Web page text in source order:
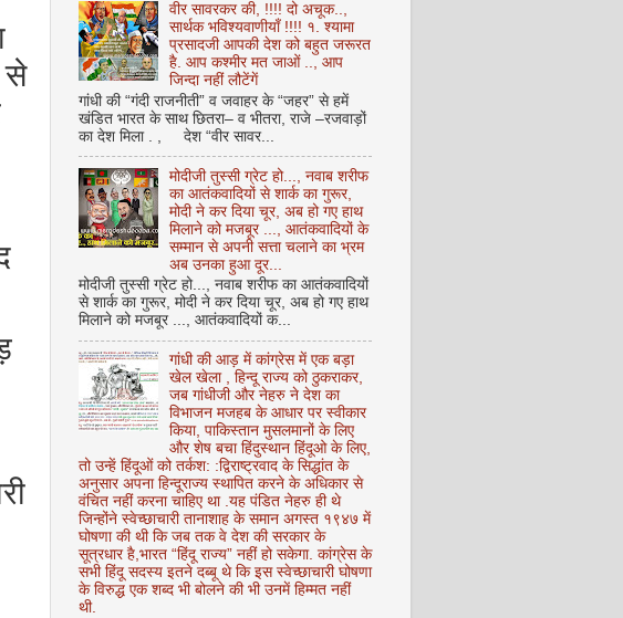
से
वीर सावरकर की, !!!! दो अचूक..,
सार्थक भविश्यवाणीयाँ !!!! १. श्यामा
प्रसादजी आपकी देश को बहुत जरूरत
है. आप कश्मीर मत जाओं .., आप
जिन्दा नहीं लौटेंगें
गांधी की “गंदी राजनीती” व जवाहर के “जहर” से हमें
खंडित भारत के साथ छितरा– व भीतरा, राजे –रजवाड़ों
का देश मिला . , देश “वीर सावर...
मोदीजी तुस्सी ग्रेट हो..., नवाब शरीफ
का आतंकवादियों से शार्क का गुरूर,
मोदी ने कर दिया चूर, अब हो गए हाथ
मिलाने को मजबूर ..., आतंकवादियों के
सम्मान से अपनी सत्ता चलाने का भ्रम
अब उनका हुआ दूर...
मोदीजी तुस्सी ग्रेट हो..., नवाब शरीफ का आतंकवादियों
से शार्क का गुरूर, मोदी ने कर दिया चूर, अब हो गए हाथ
मिलाने को मजबूर ..., आतंकवादियों क...
गांधी की आड़ में कांग्रेस में एक बड़ा
खेल खेला , हिन्दू राज्य को ठुकराकर,
जब गांधीजी और नेहरु ने देश का
विभाजन मजहब के आधार पर स्वीकार
किया, पाकिस्तान मुसलमानों के लिए
और शेष बचा हिंदुस्थान हिंदूओ के लिए,
तो उन्हें हिंदूओं को तर्कश: :द्विराष्ट्रवाद के सिद्धांत के
अनुसार अपना हिन्दूराज्य स्थापित करने के अधिकार से
वंचित नहीं करना चाहिए था .यह पंडित नेहरु ही थे
जिन्होंने स्वेच्छाचारी तानाशाह के समान अगस्त १९४७ में
घोषणा की थी कि जब तक वे देश की सरकार के
सूत्रधार है,भारत “हिंदू राज्य” नहीं हो सकेगा. कांग्रेस के
सभी हिंदू सदस्य इतने दब्बू थे कि इस स्वेच्छाचारी घोषणा
के विरुद्ध एक शब्द भी बोलने की भी उनमें हिम्मत नहीं
थी.